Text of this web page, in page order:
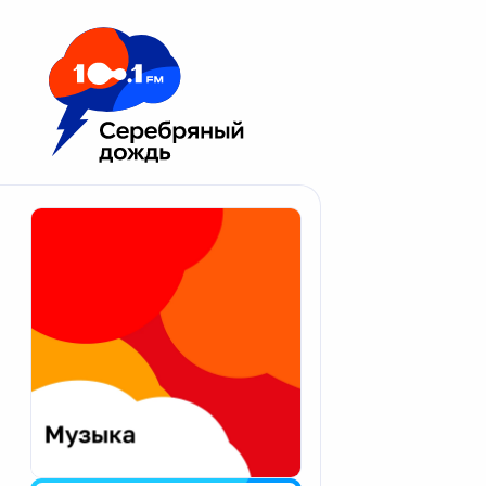
Москва 100.1 FM
Апатиты
Екатеринбург
Калининград
Калуга